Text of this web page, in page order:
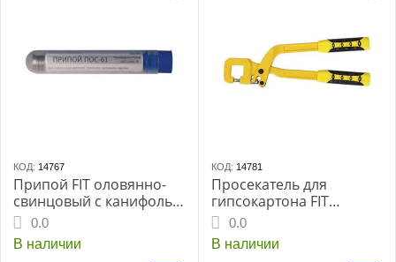
КОД: 14767
Припой FIT оловянно-
свинцовый с канифолью
ПОС 61 (12гр)(60588i)
0.0
В наличии
КОД: 14781
Просекатель для
гипсокартона FIT
усиленный пластиковые
прорезиненные ручки
(15004i)
0.0
В наличии